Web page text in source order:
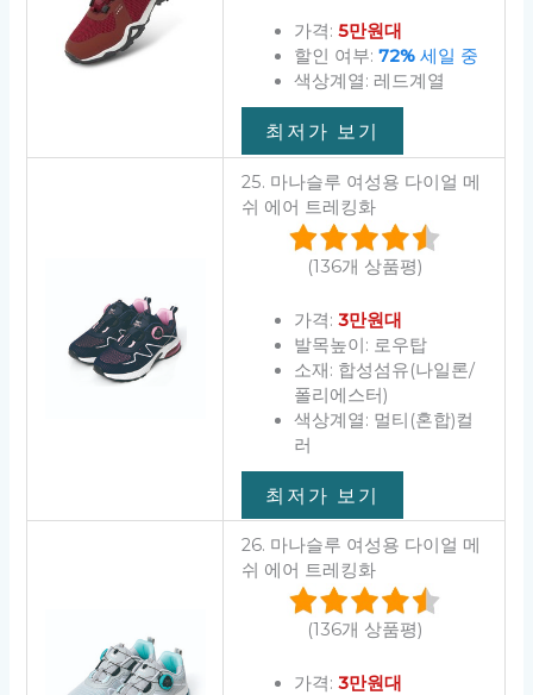
가격: 5만원대
할인 여부: 72%세일 중
색상계열: 레드계열
최저가 보기
25. 마나슬루 여성용 다이얼 메
쉬 에어 트레킹화
(136개 상품평)
가격: 3만원대
발목높이: 로우탑
소재: 합성섬유(나일론/
폴리에스터)
색상계열: 멀티(혼합)컬
러
최저가 보기
26. 마나슬루 여성용 다이얼 메
쉬 에어 트레킹화
(136개 상품평)
가격: 3만원대